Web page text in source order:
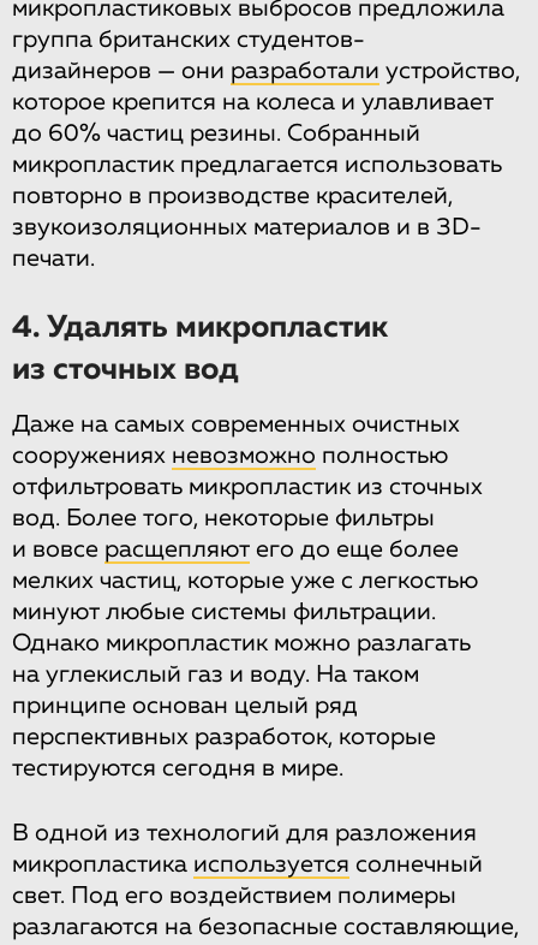
микропластиковых выбросов предложила
группа британских студентов-
дизайнеров — они разработали устройство,
которое крепится на колеса и улавливает
до 60% частиц резины. Собранный
микропластик предлагается использовать
повторно в производстве красителей,
звукоизоляционных материалов и в 3D-
печати.
4. Удалять микропластик
из сточных вод
Даже на самых современных очистных
сооружениях невозможно полностью
отфильтровать микропластик из сточных
вод. Более того, некоторые фильтры
и вовсе расщепляют его до еще более
мелких частиц, которые уже с легкостью
минуют любые системы фильтрации.
Однако микропластик можно разлагать
на углекислый газ и воду. На таком
принципе основан целый ряд
перспективных разработок, которые
тестируются сегодня в мире.
В одной из технологий для разложения
микропластика используется солнечный
свет. Под его воздействием полимеры
разлагаются на безопасные составляющие,